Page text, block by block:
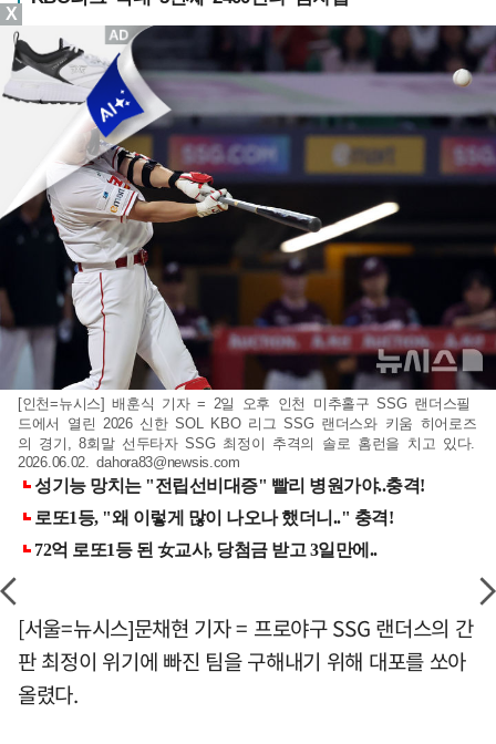
[인천=뉴시스] 배훈식 기자 = 2일 오후 인천 미추홀구 SSG 랜더스필
드에서 열린 2026 신한 SOL KBO 리그 SSG 랜더스와 키움 히어로즈
의 경기, 8회말 선두타자 SSG 최정이 추격의 솔로 홈런을 치고 있다.
2026.06.02.dahora83@newsis.com
[서울=뉴시스]문채현 기자 = 프로야구 SSG 랜더스의 간
판 최정이 위기에 빠진 팀을 구해내기 위해 대포를 쏘아
올렸다.
X